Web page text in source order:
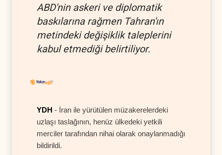
ABD'nin askeri ve diplomatik
baskılarına rağmen Tahran'ın
metindeki değişiklik taleplerini
kabul etmediği belirtiliyor.
YDH - İran ile yürütülen müzakerelerdeki
uzlaşı taslağının, henüz ülkedeki yetkili
merciler tarafından nihai olarak onaylanmadığı
bildirildi.